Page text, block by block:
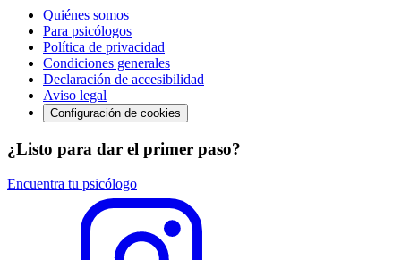
Quiénes somos
Para psicólogos
Política de privacidad
Condiciones generales
Declaración de accesibilidad
Aviso legal
Configuración de cookies
¿Listo para dar el primer paso?
Encuentra tu psicólogo